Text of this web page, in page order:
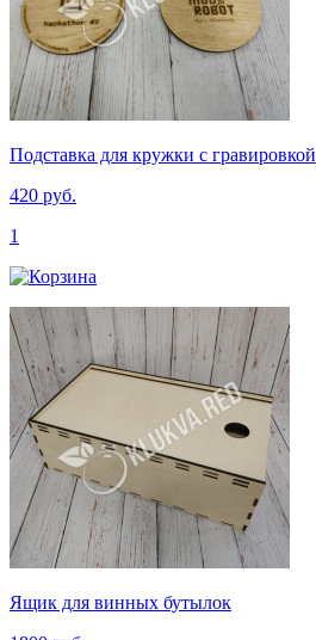
Подставка для кружки с гравировкой
420 руб.
1
Ящик для винных бутылок